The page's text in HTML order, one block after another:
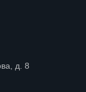
д. 8